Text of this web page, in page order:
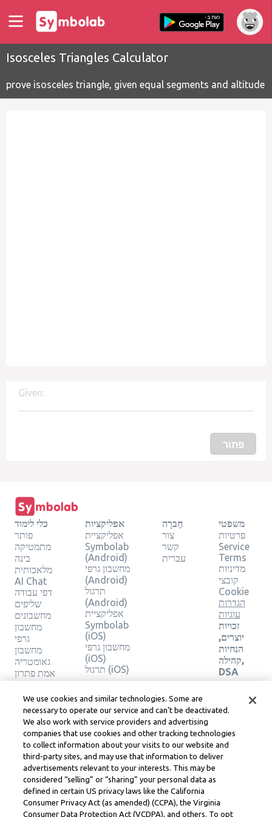
Isosceles Triangles Calculator
prove isosceles triangle, given equal segments and altitude
Given:
פתור
כלי לימוד
פותר
מתמטיקה
בינה
מלאכותית
AI Chat
דפי עבודה
שליפים
מחשבונים
מחשבון
גרפי
מחשבון
גאומטריה
אמת פתרון
אפליקציות
אפליקציית
Symbolab
(Android)
מחשבון גרפי
(Android)
תרגול
(Android)
אפליקציית
Symbolab
(iOS)
מחשבון גרפי
(iOS)
תרגול (iOS)
חֶברָה
צור
קשר
עברית
משפטי
פרטיות
Service
Terms
מדיניות
קובצי
Cookie
הגדרות
עוגיות
זכויות
יוצרים,
הנחיות
קהילה,
DSA
ומשאבים
משפטיים
אחרים
משפטי
Learneo
תנאי
השירות
Symbolab, a Learneo, Inc. business
We use cookies and similar technologies. Some are
necessary to operate our service and can’t be deactivated.
We also work with service providers and advertising
companies that use cookies and other tracking technologies
to collect information about your visits to our website and
third-party sites, and may use that information to deliver
advertisements relevant to your interests. This may be
considered “selling” or “sharing” your personal data as
defined in certain US privacy laws like the California
Consumer Privacy Act (as amended) (CCPA), the Virginia
Consumer Data Protection Act (VCDPA), and others. To opt